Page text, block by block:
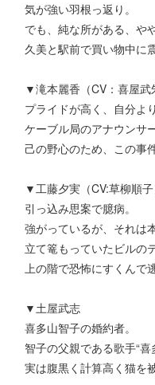
気が強い羽根っ返り。
でも、純な所がある、や
久美と駅前で買い物中に
▼滝本麗香（CV：喜屋武
プライドが高く、自分よ
ケーブル局のアナウンサ
己の野心のため、この事
▼工藤夕実（CV:草柳順子
引っ込み思案で臆病。
強がっているが、それは
立て篭もっていたビルの
上の階で恐怖にすくんで
▼土屋武志
喜多山智子の婚約者。
智子の父親である歌手“喜
実は腹黒く計算高く猫を